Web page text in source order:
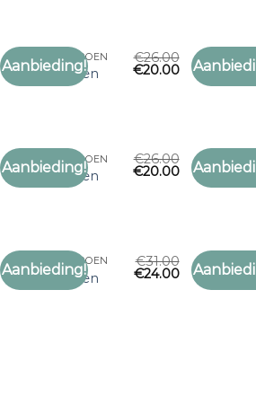
Aanbieding!
Toevoegen
SJAAL OLIJFGROEN
sjaal olijfgroen
€26.00
€20.00
SJAAL
sjaal
Aanbieding!
Toevoegen
SJAAL OLIJFGROEN
sjaal olijfgroen
€26.00
€20.00
SJAAL
sjaal
Aanbieding!
Toevoegen
SJAAL OLIJFGROEN
sjaal olijfgroen
€31.00
€24.00
SJAAL
sjaal